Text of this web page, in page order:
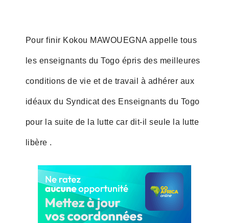
Pour finir Kokou MAWOUEGNA appelle tous
les enseignants du Togo épris des meilleures
conditions de vie et de travail à adhérer aux
idéaux du Syndicat des Enseignants du Togo
pour la suite de la lutte car dit-il seule la lutte
libère .